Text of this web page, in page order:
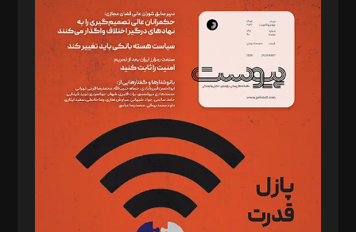
سردبیر: مهرک محمودی
دبیر تحریریه: میثم قاسمی
د‌بیر ناداستان: سمانه سمیع
د‌بیر خدمت و تجارت: ابوالفضل رجبی
د‌بیر حقوق فناوری: حسام‌الدین ایپکچی
د‌بیر پیوست جهان: مینا پاکدل
د‌بیر تحریریه آنلاین: بابک نقاش
تحریریه‌: مجتبی محمود‌ی، آرش برهمند، یسنا امان‌پور، سروش کرمیان،
مصطفی مسجدی آرانی، ابوالفضل رجبی، زهرا فکرانه، فائزه فتحی
رستمی،مصطفی باستان